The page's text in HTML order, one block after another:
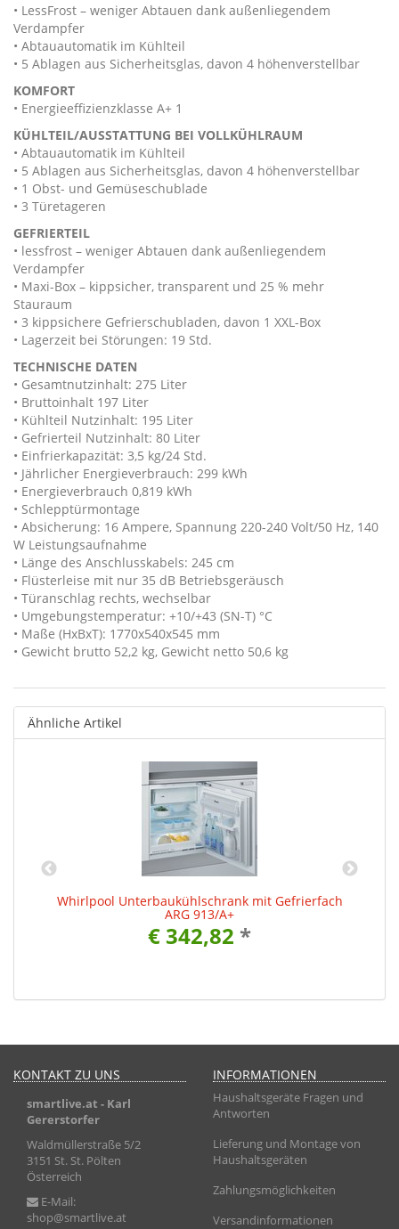
• LessFrost – weniger Abtauen dank außenliegendem
Verdampfer
• Abtauautomatik im Kühlteil
• 5 Ablagen aus Sicherheitsglas, davon 4 höhenverstellbar
KOMFORT
• Energieeffizienzklasse A+ 1
KÜHLTEIL/AUSSTATTUNG BEI VOLLKÜHLRAUM
• Abtauautomatik im Kühlteil
• 5 Ablagen aus Sicherheitsglas, davon 4 höhenverstellbar
• 1 Obst- und Gemüseschublade
• 3 Türetageren
GEFRIERTEIL
• lessfrost – weniger Abtauen dank außenliegendem
Verdampfer
• Maxi-Box – kippsicher, transparent und 25 % mehr
Stauraum
• 3 kippsichere Gefrierschubladen, davon 1 XXL-Box
• Lagerzeit bei Störungen: 19 Std.
TECHNISCHE DATEN
• Gesamtnutzinhalt: 275 Liter
• Bruttoinhalt 197 Liter
• Kühlteil Nutzinhalt: 195 Liter
• Gefrierteil Nutzinhalt: 80 Liter
• Einfrierkapazität: 3,5 kg/24 Std.
• Jährlicher Energieverbrauch: 299 kWh
• Energieverbrauch 0,819 kWh
• Schlepptürmontage
• Absicherung: 16 Ampere, Spannung 220-240 Volt/50 Hz, 140
W Leistungsaufnahme
• Länge des Anschlusskabels: 245 cm
• Flüsterleise mit nur 35 dB Betriebsgeräusch
• Türanschlag rechts, wechselbar
• Umgebungstemperatur: +10/+43 (SN-T) °C
• Maße (HxBxT): 1770x540x545 mm
• Gewicht brutto 52,2 kg, Gewicht netto 50,6 kg
Ähnliche Artikel
Whirlpool Unterbaukühlschrank mit Gefrierfach
ARG 913/A+
€ 342,82 *
KONTAKT ZU UNS
smartlive.at - Karl
Gererstorfer
Waldmüllerstraße 5/2
3151 St. St. Pölten
Österreich
E-Mail:
shop@smartlive.at
INFORMATIONEN
Haushaltsgeräte Fragen und
Antworten
Lieferung und Montage von
Haushaltsgeräten
Zahlungsmöglichkeiten
Versandinformationen